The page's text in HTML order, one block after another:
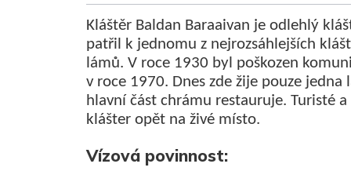
Kláštěr Baldan Baraaivan je odlehlý
patřil k jednomu z nejrozsáhlejších
lámů. V roce 1930 byl poškozen
v roce 1970. Dnes zde žije pouze
hlavní část chrámu restauruje.
klášter opět na živé místo.
Vízová povinnost: